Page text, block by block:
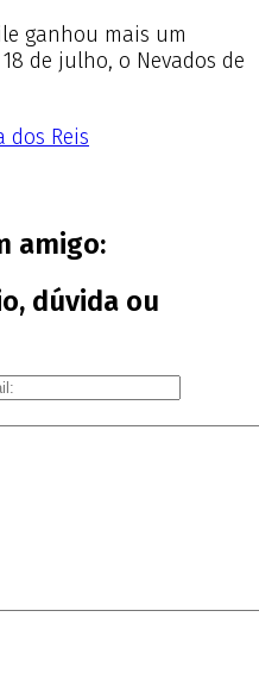
ganhou mais um
de julho, o Nevados de
dos Reis
amigo:
dúvida ou